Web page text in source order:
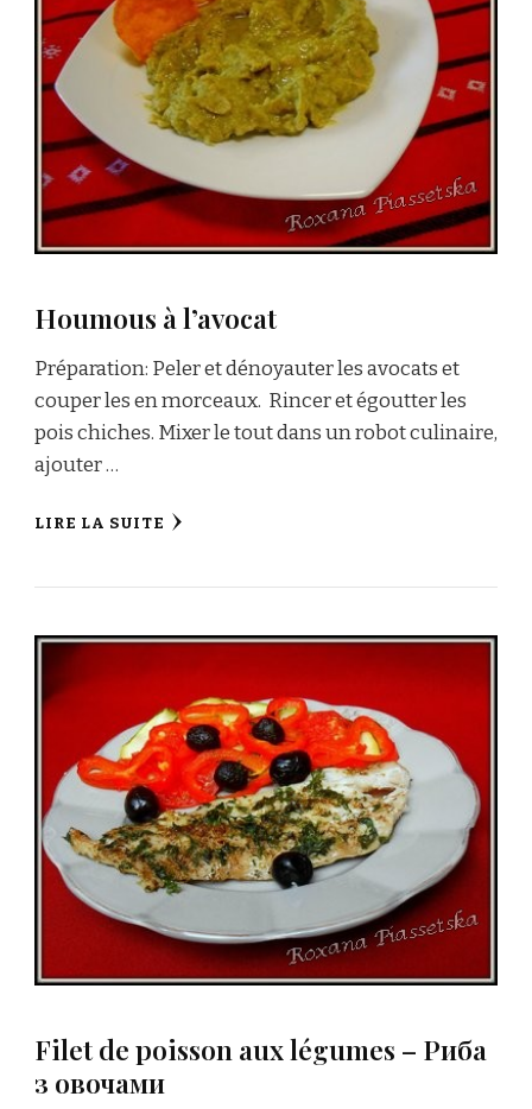
Houmous à l’avocat
Préparation: Peler et dénoyauter les avocats et
couper les en morceaux. Rincer et égoutter les
pois chiches. Mixer le tout dans un robot culinaire,
ajouter …
LIRE LA SUITE
Filet de poisson aux légumes – Риба
з овочами